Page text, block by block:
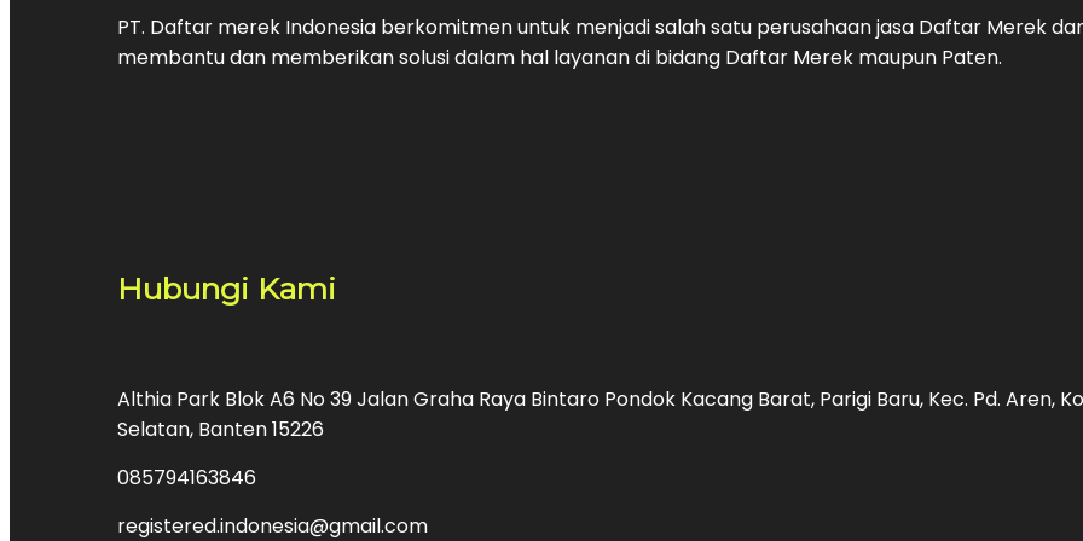
PT. Daftar merek Indonesia berkomitmen untuk menjadi salah satu perusahaan jasa Daftar Merek
membantu dan memberikan solusi dalam hal layanan di bidang Daftar Merek maupun Paten.
Hubungi Kami
Althia Park Blok A6 No 39 Jalan Graha Raya Bintaro Pondok Kacang Barat, Parigi Baru, Kec. Pd. Aren,
Selatan, Banten 15226
085794163846
registered.indonesia@gmail.com